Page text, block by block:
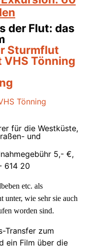
der Flut: das
Sturmflut
VHS Tönning
Tönning
für die Westküste,
und
5,- €,
614 20
etc. als
unter, wie sehr sie auch
worden sind.
Transfer zum
ein Film über die